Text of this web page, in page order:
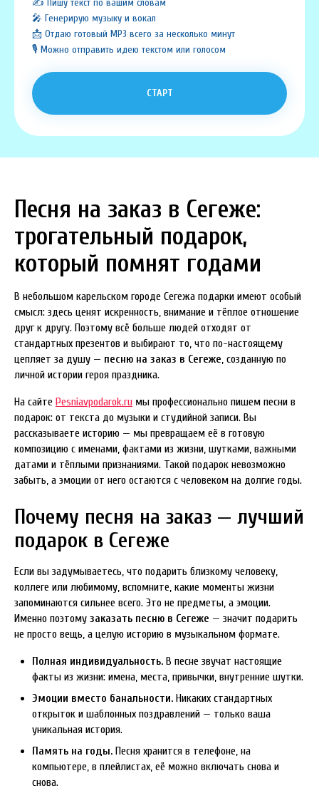
✍️ Пишу текст по вашим словам
🎤 Генерирую музыку и вокал
📩 Отдаю готовый MP3 всего за несколько минут
🎙️ Можно отправить идею текстом или голосом
СТАРТ
Песня на заказ в Сегеже:
трогательный подарок,
который помнят годами
В небольшом карельском городе Сегежа подарки имеют особый
смысл: здесь ценят искренность, внимание и тёплое отношение
друг к другу. Поэтому всё больше людей отходят от
стандартных презентов и выбирают то, что по-настоящему
цепляет за душу — песню на заказ в Сегеже, созданную по
личной истории героя праздника.
На сайте Pesniavpodarok.ru мы профессионально пишем песни в
подарок: от текста до музыки и студийной записи. Вы
рассказываете историю — мы превращаем её в готовую
композицию с именами, фактами из жизни, шутками, важными
датами и тёплыми признаниями. Такой подарок невозможно
забыть, а эмоции от него остаются с человеком на долгие годы.
Почему песня на заказ — лучший
подарок в Сегеже
Если вы задумываетесь, что подарить близкому человеку,
коллеге или любимому, вспомните, какие моменты жизни
запоминаются сильнее всего. Это не предметы, а эмоции.
Именно поэтому заказать песню в Сегеже — значит подарить
не просто вещь, а целую историю в музыкальном формате.
Полная индивидуальность. В песне звучат настоящие
факты из жизни: имена, места, привычки, внутренние шутки.
Эмоции вместо банальности. Никаких стандартных
открыток и шаблонных поздравлений — только ваша
уникальная история.
Память на годы. Песня хранится в телефоне, на
компьютере, в плейлистах, её можно включать снова и
снова.